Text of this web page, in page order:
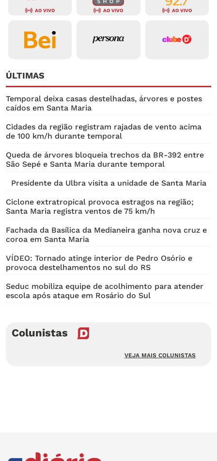
AO VIVO AO VIVO AO VIVO
ÚLTIMAS
Temporal deixa casas destelhadas, árvores e postes
caídos em Santa Maria
Cidades da região registram rajadas de vento acima
de 100 km/h durante temporal
Queda de árvores bloqueia trechos da BR-392 entre
São Sepé e Santa Maria durante temporal
Presidente da Ulbra visita a unidade de Santa Maria
Ciclone extratropical provoca estragos na região;
Santa Maria registra ventos de 75 km/h
Fachada da Basílica da Medianeira ganha nova cruz e
coroa em Santa Maria
VÍDEO: Tornado atinge interior de Pedro Osório e
provoca destelhamentos no sul do RS
Seduc mobiliza equipe de acolhimento para atender
escola após ataque em Rosário do Sul
Colunistas
VEJA MAIS COLUNISTAS